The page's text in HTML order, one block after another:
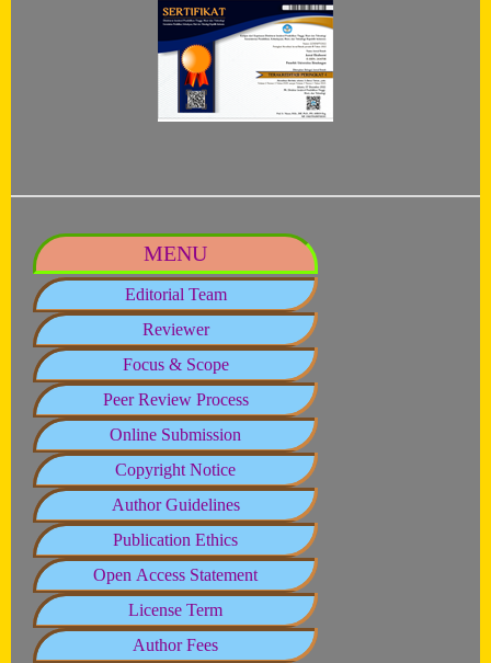
MENU
Editorial Team
Reviewer
Focus & Scope
Peer Review Process
Online Submission
Copyright Notice
Author Guidelines
Publication Ethics
Open Access Statement
License Term
Author Fees